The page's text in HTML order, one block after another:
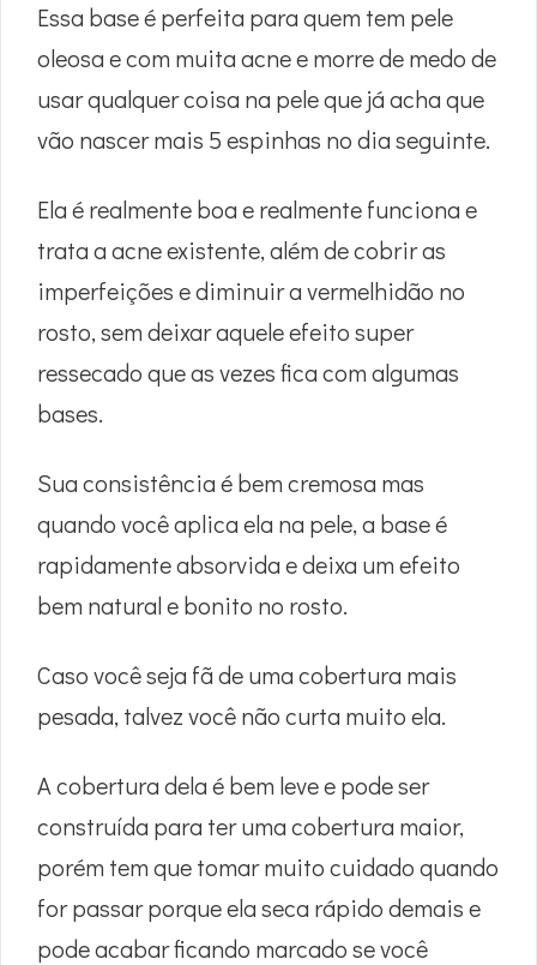
Essa base é perfeita para quem tem pele
oleosa e com muita acne e morre de medo de
usar qualquer coisa na pele que já acha que
vão nascer mais 5 espinhas no dia seguinte.
Ela é realmente boa e realmente funciona e
trata a acne existente, além de cobrir as
imperfeições e diminuir a vermelhidão no
rosto, sem deixar aquele efeito super
ressecado que as vezes fica com algumas
bases.
Sua consistência é bem cremosa mas
quando você aplica ela na pele, a base é
rapidamente absorvida e deixa um efeito
bem natural e bonito no rosto.
Caso você seja fã de uma cobertura mais
pesada, talvez você não curta muito ela.
A cobertura dela é bem leve e pode ser
construída para ter uma cobertura maior,
porém tem que tomar muito cuidado quando
for passar porque ela seca rápido demais e
pode acabar ficando marcado se você